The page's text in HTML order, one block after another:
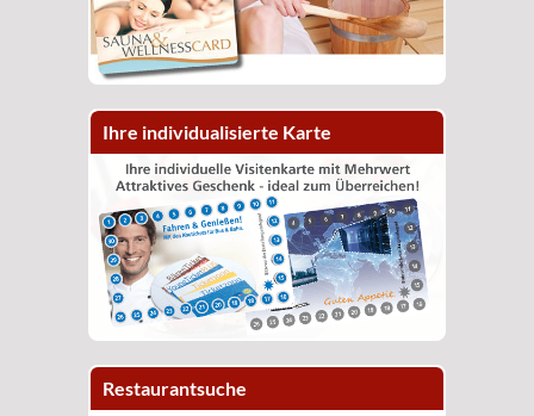
Ihre individualisierte Karte
Restaurantsuche